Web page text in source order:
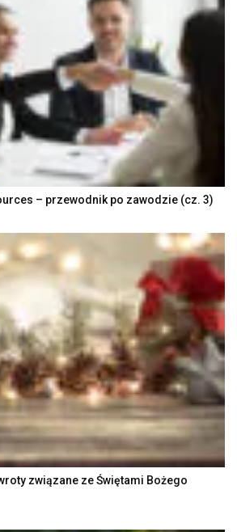
– przewodnik po zawodzie (cz. 3)
związane ze Świętami Bożego